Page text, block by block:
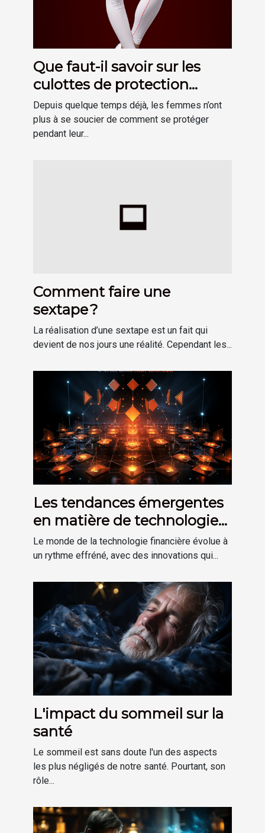
Que faut-il savoir sur les
culottes de protection
hygiénique menstruelle ?
Depuis quelque temps déjà, les femmes n’ont
plus à se soucier de comment se protéger
pendant leur...
Comment faire une
sextape ?
La réalisation d’une sextape est un fait qui
devient de nos jours une réalité. Cependant les...
Les tendances émergentes
en matière de technologie
financière
Le monde de la technologie financière évolue à
un rythme effréné, avec des innovations qui...
L'impact du sommeil sur la
santé
Le sommeil est sans doute l'un des aspects
les plus négligés de notre santé. Pourtant, son
rôle...